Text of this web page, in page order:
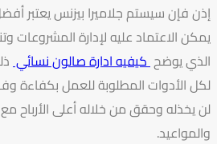
إذن فإن سيستم جلاميرا بيزنس يعتبر
يمكن الاعتماد عليه لإدارة المشروعات
الذي يوضحكيفيه ادارة صالون نسائي
لكل الأدوات المطلوبة للعمل بكفاءة
لن يخذله وحقق من خلاله أعلى الأرباح
والمواعيد.